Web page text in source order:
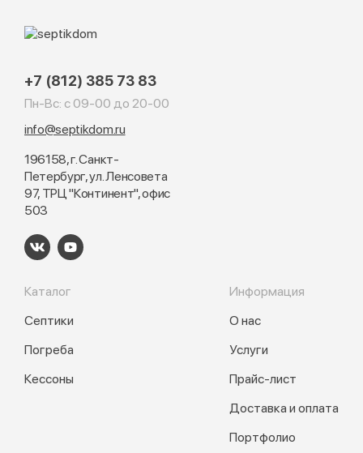
+7 (812) 385 73 83
Пн-Вс: с 09-00 до 20-00
info@septikdom.ru
196158, г. Санкт-
Петербург, ул. Ленсовета
97, ТРЦ "Континент", офис
503
Каталог
Септики
Погреба
Кессоны
Информация
О нас
Услуги
Прайс-лист
Доставка и оплата
Портфолио